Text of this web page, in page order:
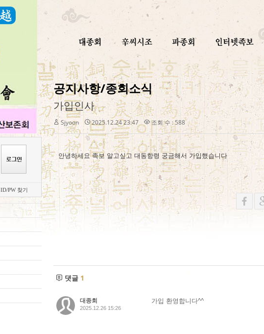
ID/PW 찾기
공지사항/종회소식
가입인사
Sjyoon 2025.12.24 23:47 조회 수 : 588
안녕하세요 족보 알고싶고 대동항령 궁금해서 가입했습니다
댓글 1
대종회
2025.12.26 15:26
가입 환영합니다^^